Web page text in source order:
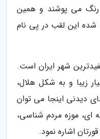
رنگ می پوشند و همین
این لقب در پی نام
شهر ایران است.
زیبا و به شکل هلال،
دیدنی اینجا می توان
موزه مردم شناسی،
اشاره نمود.